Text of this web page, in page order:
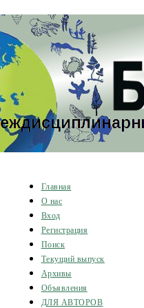
Главная
О нас
Вход
Регистрация
Поиск
Текущий выпуск
Архивы
Объявления
ДЛЯ АВТОРОВ